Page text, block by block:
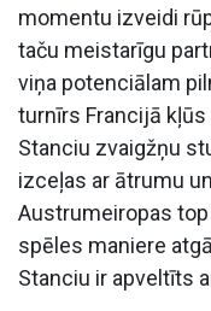
momentu izveidi
taču meistarīgu
viņa potenciālam
turnīrs Francijā
Stanciu zvaigžņu
izceļas ar ātrumu
Austrumeiropas
spēles maniere
Stanciu ir apveltīts